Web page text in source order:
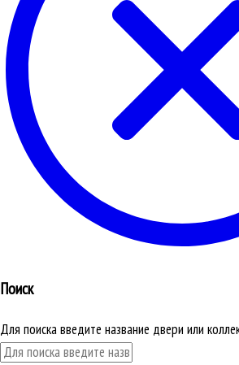
Поиск
Для поиска введите название двери или